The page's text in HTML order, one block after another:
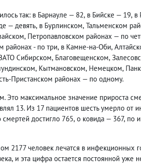
так: в Барнауле — 82, в Бийске — 19, в
— девять, в Бурлинском, Тальменском
, Петропавловском районах — по
районах - по три, в Камне-на-Оби,
Сибирском, Благовещенском,
, Кытмановском, Немецком,
Пристанском районах — по одному.
Это максимальное значение прироста
13. Из 17 пациентов шесть умерло от
достигло 765, о ковида — 367, по
2177 человек лечатся в инфекционных
, и эта цифра остается постоянной уже